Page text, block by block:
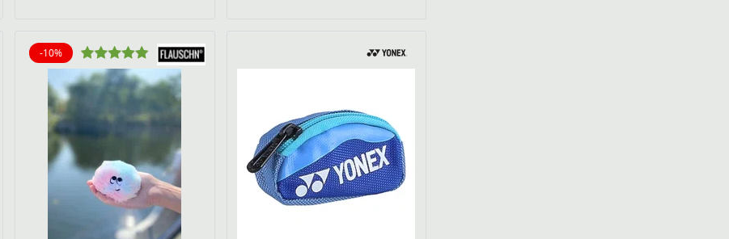
-10%
10% reduziert